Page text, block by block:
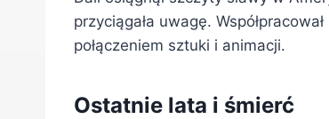
przyciągała uwagę.
połączeniem sztuki i animacji.
Ostatnie lata i śmierć